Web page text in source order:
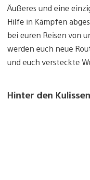
Äußeres und eine
Hilfe in Kämpfen
bei euren Reisen von
werden euch neue
und euch versteckte
Hinter den